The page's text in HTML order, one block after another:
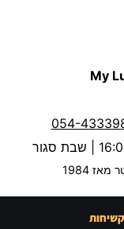
054-
1984